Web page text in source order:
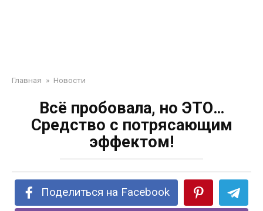
Главная » Новости
Всё пробовала, но ЭТО…
Средство с потрясающим
эффектом!
Поделиться на Facebook